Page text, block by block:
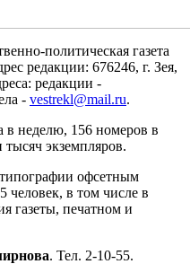
политическая газета
редакции: 676246, г. Зея,
редакции -
- vestrekl@mail.ru.
в неделю, 156 номеров в
тысяч экземпляров.
типографии офсетным
человек, в том числе в
газеты, печатном и
. Тел. 2-10-55.